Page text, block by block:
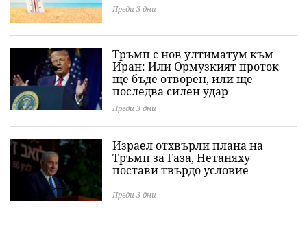
Преди 3 дни
Тръмп с нов ултиматум към
Иран: Или Ормузкият проток
ще бъде отворен, или ще
последва силен удар
Преди 3 дни
Израел отхвърли плана на
Тръмп за Газа, Нетаняху
постави твърдо условие
Преди 3 дни